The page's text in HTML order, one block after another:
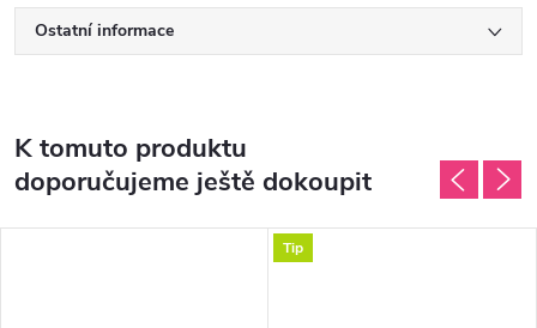
Ostatní informace
K tomuto produktu
doporučujeme ještě dokoupit
Tip